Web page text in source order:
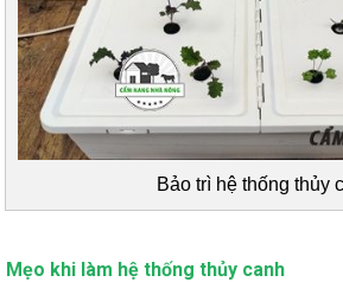
Bảo trì hệ thống thủy
Mẹo khi làm hệ thống thủy canh